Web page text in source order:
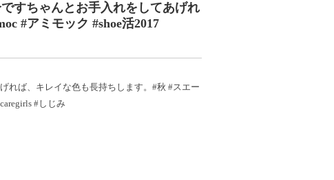
す︎ちゃんとお手入れをしてあげれ
#アミモック #shoe活2017
れば、キレイな色も長持ちします。#秋 #スエー
#しじみ